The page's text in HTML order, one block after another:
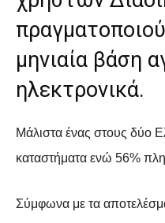
μηνιαία βάση
ηλεκτρονικά.
Μάλιστα ένας στους δύο
καταστήματα ενώ 56%
Σύμφωνα με τα